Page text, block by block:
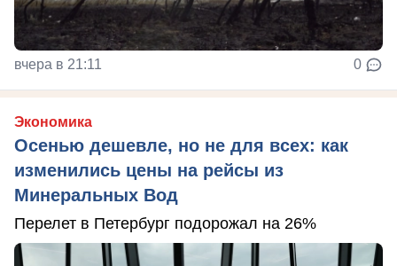
вчера в 21:11 0
Экономика
Осенью дешевле, но не для всех: как
изменились цены на рейсы из
Минеральных Вод
Перелет в Петербург подорожал на 26%